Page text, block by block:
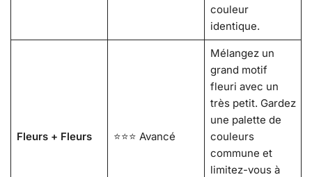
couleur
identique.
Fleurs + Fleurs ⭐⭐⭐ Avancé
Mélangez un
grand motif
fleuri avec un
très petit. Gardez
une palette de
couleurs
commune et
limitez-vous à